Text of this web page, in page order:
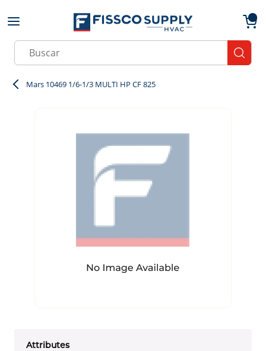
Skip to main content
Site Search
Mars 10469 1/6-1/3 MULTI HP CF 825
Attributes